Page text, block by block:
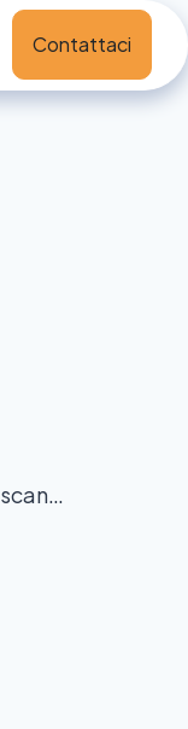
Contattaci
dario@informaticatoscana.it